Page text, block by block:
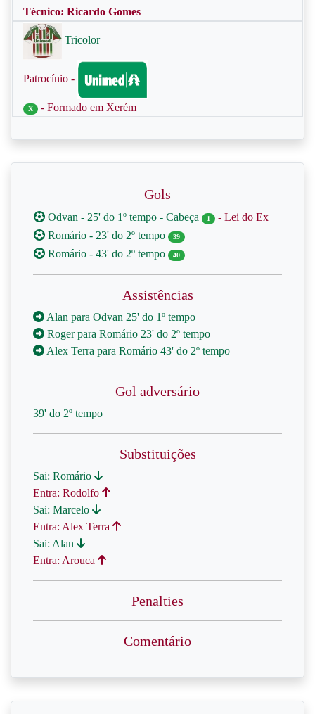
Técnico: Ricardo Gomes
Tricolor
Patrocínio -
X - Formado em Xerém
Gols
Odvan - 25' do 1º tempo - Cabeça 1
- Lei do Ex
Romário - 23' do 2º tempo
39
Romário - 43' do 2º tempo 40
Assistências
Alan para Odvan 25' do 1º tempo
Roger para Romário 23' do 2º tempo
Alex Terra para Romário 43' do 2º tempo
Gol adversário
39' do 2º tempo
Substituições
Sai: Romário
Entra: Rodolfo
Sai: Marcelo
Entra: Alex Terra
Sai: Alan
Entra: Arouca
Penalties
Comentário